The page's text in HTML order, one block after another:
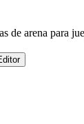
de arena para